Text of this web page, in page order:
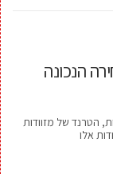
הנכונה
הטרנד של מזוודות
אלו